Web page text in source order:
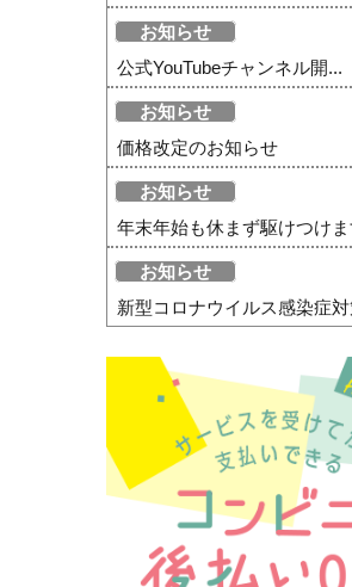
お知らせ
公式YouTubeチャンネル開...
お知らせ
価格改定のお知らせ
お知らせ
年末年始も休まず駆けつけま
お知らせ
新型コロナウイルス感染症